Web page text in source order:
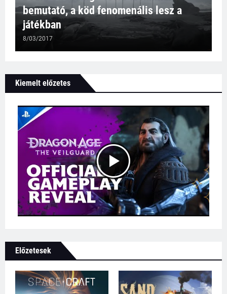
bemutató, a köd fenomenális lesz a
játékban
8/03/2017
Kiemelt előzetes
Előzetesek